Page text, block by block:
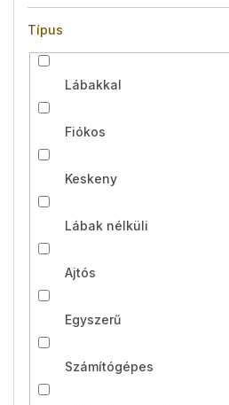
Típus
Lábakkal
Fiókos
Keskeny
Lábak nélküli
Ajtós
Egyszerű
Számítógépes